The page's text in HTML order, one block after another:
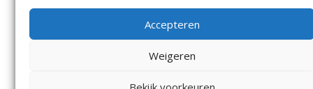
Accepteren
Weigeren
Voorwaarden